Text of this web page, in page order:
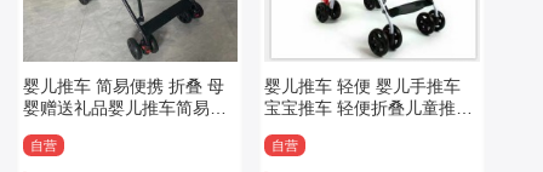
婴儿推车 简易便携 折叠 母
婴赠送礼品婴儿推车简易便
自营
婴儿推车 轻便 婴儿手推车
宝宝推车 轻便折叠儿童推车
自营